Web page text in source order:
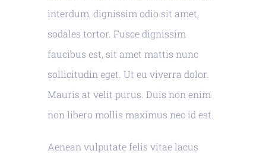
interdum, dignissim odio sit amet,
sodales tortor. Fusce dignissim
faucibus est, sit amet mattis nunc
sollicitudin eget. Ut eu viverra dolor.
Mauris at velit purus. Duis non enim
non libero mollis maximus nec id est.
Aenean vulputate felis vitae lacus